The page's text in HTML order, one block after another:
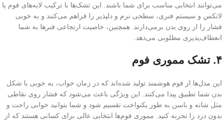
می‌توانند انتخابی مناسب برای شما باشند. این تشک‌ها با ترکیب لایه‌های فوم یا
لاتکس و سیستم فنری، سطحی نرم و دلپذیر را فراهم می‌کنند و به خوبی
فشار را از روی بدن برمی‌دارند. همچنین، خاصیت ارتجاعی فنرها به شما
انعطاف‌پذیری مطلوبی می‌دهد.
۴. تشک مموری فوم
این مدل‌ها از فوم هوشمند تولید شده‌اند که در زمان خواب، به خوبی با شکل
بدن شما تطبیق پیدا می‌کنند. این ویژگی باعث می‌شود که فشار روی نقاطی
مثل شانه و باسن به طور یکنواخت تقسیم شود و شما بتوانید خوابی راحت و
بدون درد را تجربه کنید. مموری فوم‌ها انتخابی عالی برای کسانی هستند که از